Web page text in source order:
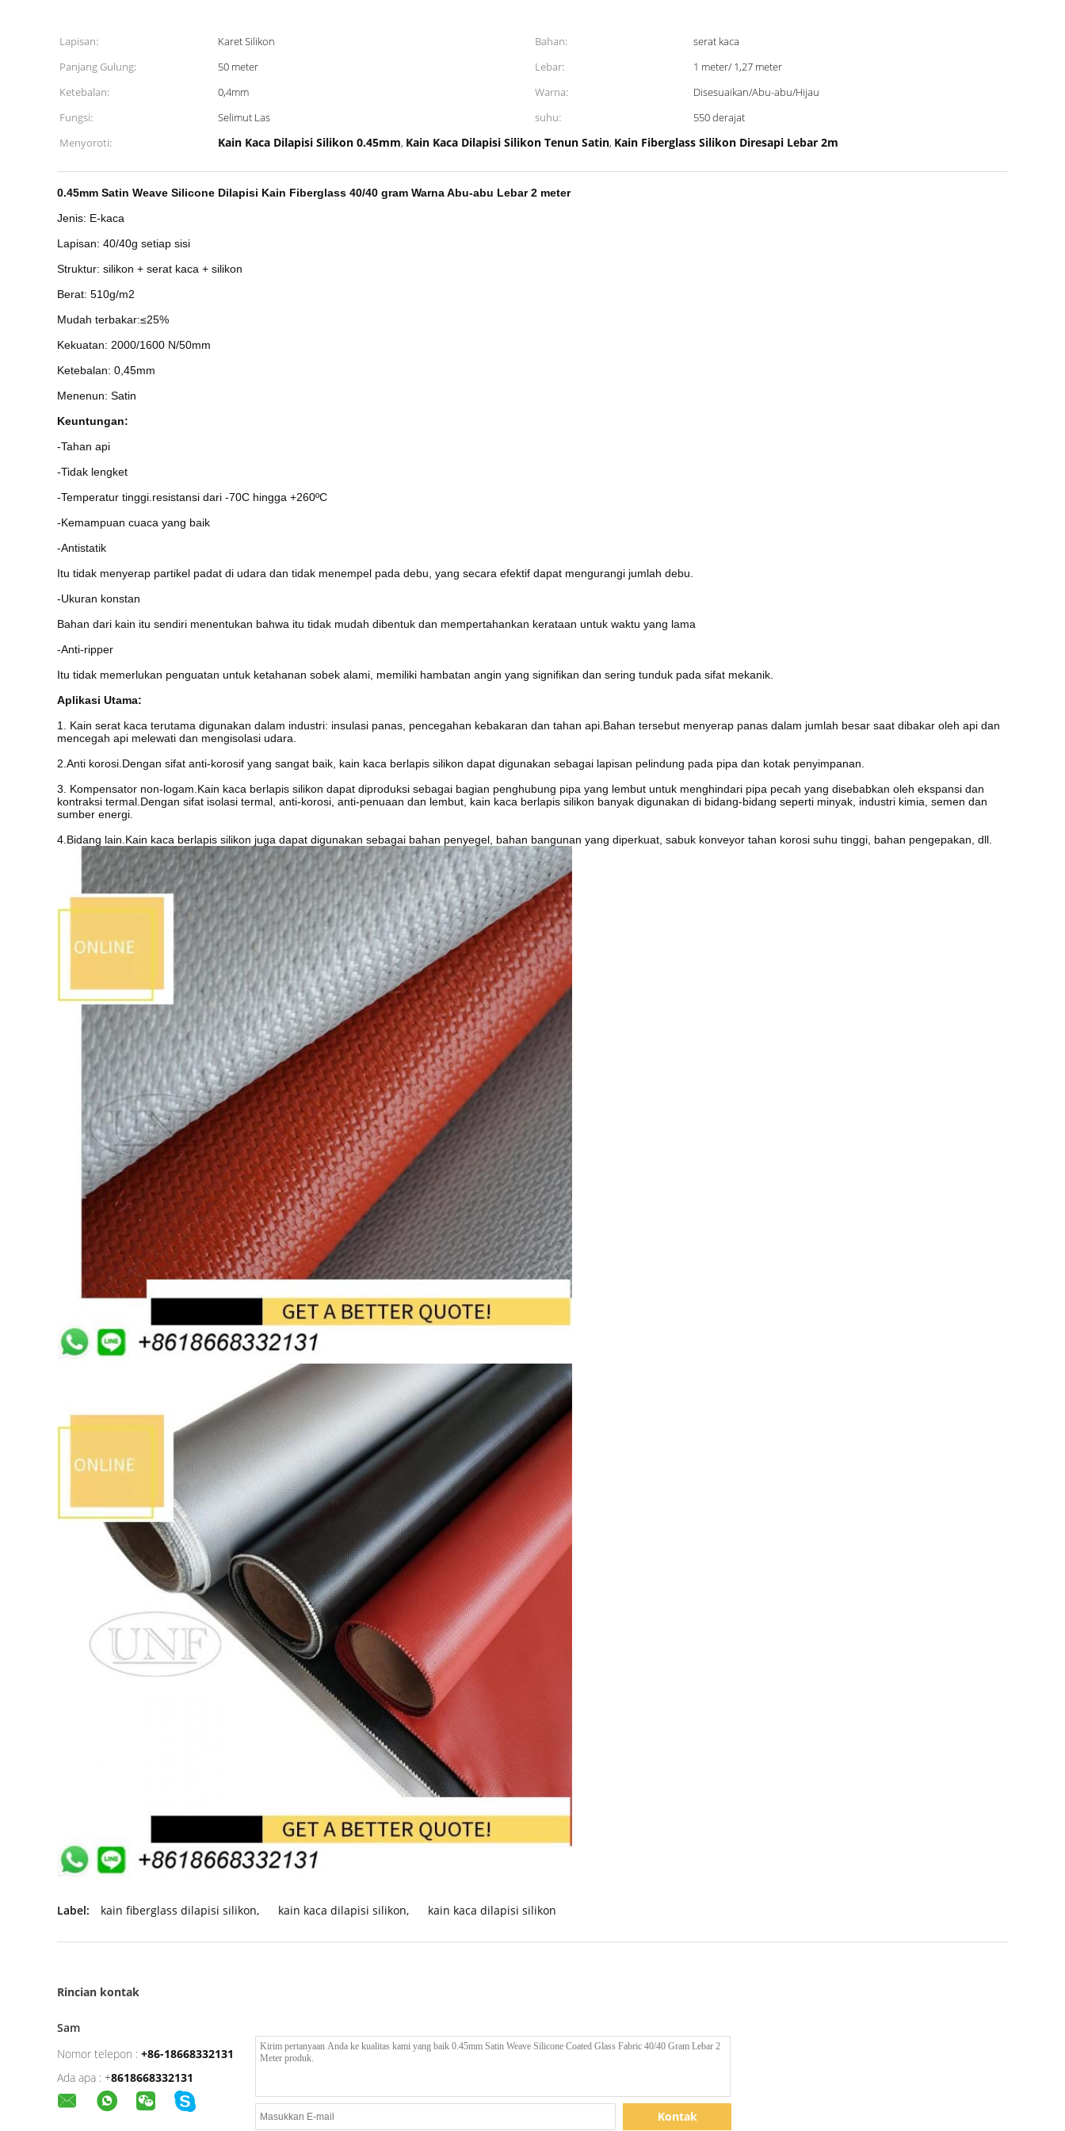
Lapisan: Karet Silikon Bahan:
serat kaca
Panjang Gulung:
50 meter Lebar:
1 meter/ 1,27 meter
Ketebalan:
0,4mm Warna:
Disesuaikan/Abu-abu/Hijau
Fungsi:
Selimut Las suhu:
550 derajat
Menyoroti:
Kain Kaca Dilapisi Silikon 0.45mm, Kain Kaca Dilapisi Silikon Tenun Satin, Kain Fiberglass Silikon Diresapi Lebar 2m
0.45mm Satin Weave Silicone Dilapisi Kain Fiberglass 40/40 gram Warna Abu-abu Lebar 2 meter
Jenis: E-kaca
Lapisan: 40/40g setiap sisi
Struktur: silikon + serat kaca + silikon
Berat: 510g/m2
Mudah terbakar:≤25%
Kekuatan: 2000/1600 N/50mm
Ketebalan: 0,45mm
Menenun: Satin
Keuntungan:
-Tahan api
-Tidak lengket
-Temperatur tinggi.resistansi dari -70C hingga +260ºC
-Kemampuan cuaca yang baik
-Antistatik
Itu tidak menyerap partikel padat di udara dan tidak menempel pada debu, yang secara efektif dapat mengurangi jumlah debu.
-Ukuran konstan
Bahan dari kain itu sendiri menentukan bahwa itu tidak mudah dibentuk dan mempertahankan kerataan untuk waktu yang lama
-Anti-ripper
Itu tidak memerlukan penguatan untuk ketahanan sobek alami, memiliki hambatan angin yang signifikan dan sering tunduk pada sifat mekanik.
Aplikasi Utama:
1. Kain serat kaca terutama digunakan dalam industri: insulasi panas, pencegahan kebakaran dan tahan api.Bahan tersebut menyerap panas dalam jumlah besar saat dibakar oleh api dan
mencegah api melewati dan mengisolasi udara.
2.Anti korosi.Dengan sifat anti-korosif yang sangat baik, kain kaca berlapis silikon dapat digunakan sebagai lapisan pelindung pada pipa dan kotak penyimpanan.
3. Kompensator non-logam.Kain kaca berlapis silikon dapat diproduksi sebagai bagian penghubung pipa yang lembut untuk menghindari pipa pecah yang disebabkan oleh ekspansi dan
kontraksi termal.Dengan sifat isolasi termal, anti-korosi, anti-penuaan dan lembut, kain kaca berlapis silikon banyak digunakan di bidang-bidang seperti minyak, industri kimia, semen dan
sumber energi.
4.Bidang lain.Kain kaca berlapis silikon juga dapat digunakan sebagai bahan penyegel, bahan bangunan yang diperkuat, sabuk konveyor tahan korosi suhu tinggi, bahan pengepakan, dll.
Label: kain fiberglass dilapisi silikon, kain kaca dilapisi silikon, kain kaca dilapisi silikon
Rincian kontak
Sam
Nomor telepon : +86-18668332131
Ada apa : +8618668332131
Kontak